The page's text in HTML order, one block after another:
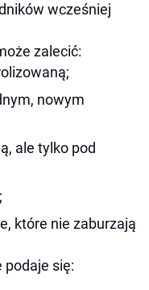
wcześniej
zalecić:
nowym
ale tylko pod
które nie zaburzają
podaje się: